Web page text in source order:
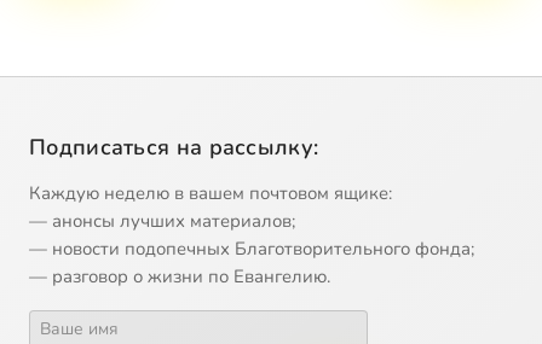
Подписаться на рассылку:
Каждую неделю в вашем почтовом ящике:
— анонсы лучших материалов;
— новости подопечных Благотворительного фонда;
— разговор о жизни по Евангелию.